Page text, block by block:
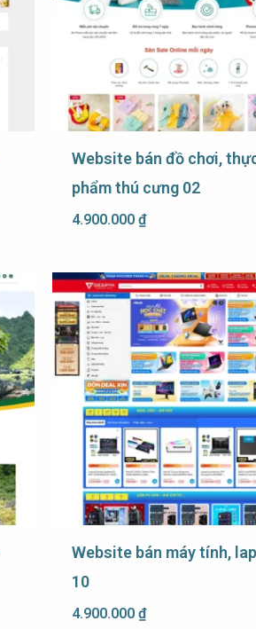
Website bán đồ chơi,
phẩm thú cưng 02
4.900.000 ₫
Website bán máy tính,
10
4.900.000 ₫